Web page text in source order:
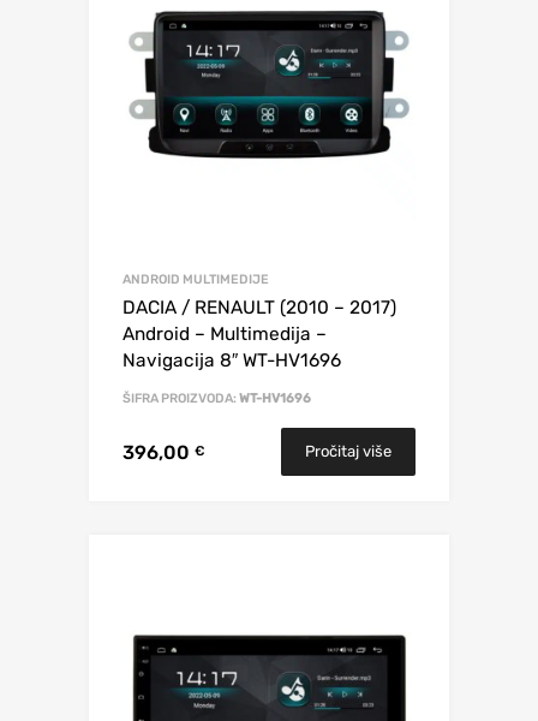
ANDROID MULTIMEDIJE
DACIA / RENAULT (2010 – 2017)
Android – Multimedija –
Navigacija 8″ WT-HV1696
ŠIFRA PROIZVODA: WT-HV1696
396,00 € Pročitaj više